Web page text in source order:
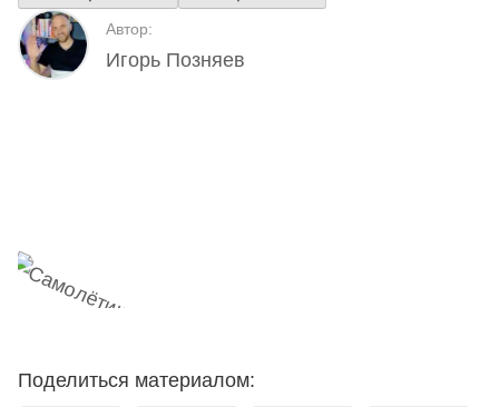
Автор:
Игорь Позняев
Поделиться материалом: